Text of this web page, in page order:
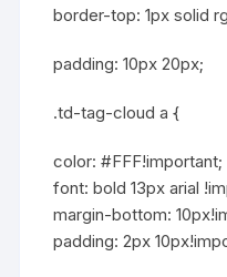
border-top: 1px solid
padding: 10px 20px;
.td-tag-cloud a {
color: #FFF!important;
font: bold 13px arial
margin-bottom:
padding: 2px